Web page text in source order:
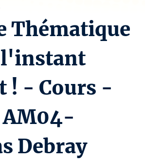
Thématique
l'instant
! - Cours -
Debray